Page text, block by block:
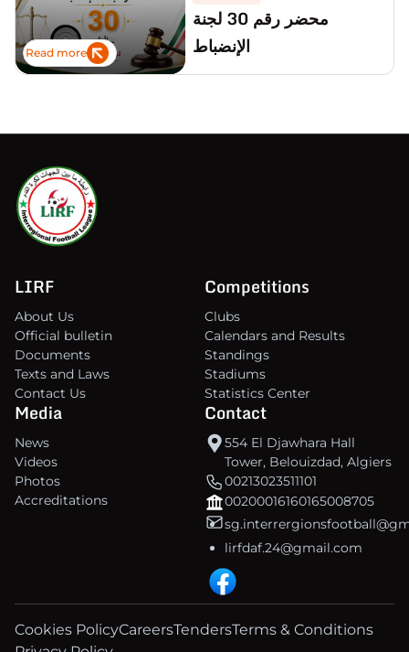
محضر رقم 30 لجنة
الإنضباط
Read more
LIRF
About Us
Official bulletin
Documents
Texts and Laws
Contact Us
Competitions
Clubs
Calendars and Results
Standings
Stadiums
Statistics Center
Media
News
Videos
Photos
Accreditations
Contact
554 El Djawhara Hall
Tower, Belouizdad, Algiers
00213023511101
00200016160165008705
lirfdaf.24@gmail.com
Cookies PolicyCareersTendersTerms & Conditions